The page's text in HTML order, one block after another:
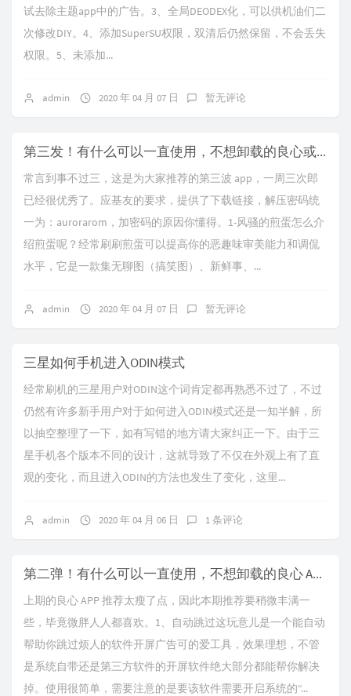
试去除主题app中的广告。3、全局DEODEX化，可以供机油们二
次修改DIY。4、添加SuperSU权限，双清后仍然保留，不会丢失
权限。5、未添加...
admin 2020 年 04 月 07 日 暂无评论
第三发！有什么可以一直使用，不想卸载的良心或者是恰饭 APP？
常言到事不过三，这是为大家推荐的第三波 app，一周三次郎
已经很优秀了。应基友的要求，提供了下载链接，解压密码统
一为：aurorarom，加密码的原因你懂得。1-风骚的煎蛋怎么介
绍煎蛋呢？经常刷刷煎蛋可以提高你的恶趣味审美能力和调侃
水平，它是一款集无聊图（搞笑图）、新鲜事、...
admin 2020 年 04 月 07 日 暂无评论
三星如何手机进入ODIN模式
经常刷机的三星用户对ODIN这个词肯定都再熟悉不过了，不过
仍然有许多新手用户对于如何进入ODIN模式还是一知半解，所
以抽空整理了一下，如有写错的地方请大家纠正一下。由于三
星手机各个版本不同的设计，这就导致了不仅在外观上有了直
观的变化，而且进入ODIN的方法也发生了变化，这里...
admin 2020 年 04 月 06 日 1 条评论
第二弹！有什么可以一直使用，不想卸载的良心 APP？
上期的良心 APP 推荐太瘦了点，因此本期推荐要稍微丰满一
些，毕竟微胖人人都喜欢。1、自动跳过这玩意儿是一个能自动
帮助你跳过烦人的软件开屏广告可的爱工具，效果理想，不管
是系统自带还是第三方软件的开屏软件绝大部分都能帮你解决
掉。使用很简单，需要注意的是要该软件需要开启系统的“...